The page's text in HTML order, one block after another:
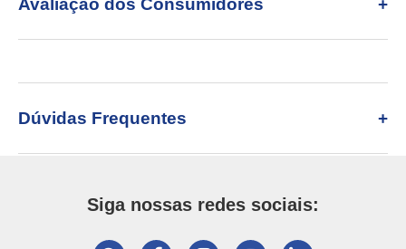
Avaliação dos Consumidores
Dúvidas Frequentes
Siga nossas redes sociais: